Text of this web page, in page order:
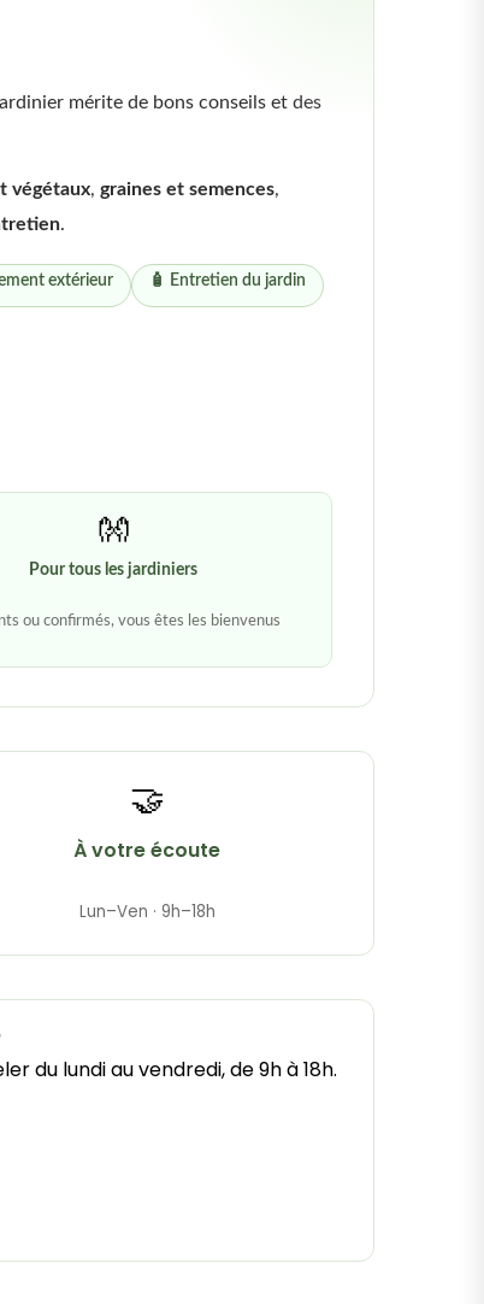
mérite de bons conseils et des
végétaux, graines et semences,
.
extérieur 🧴 Entretien du jardin
👐
Pour tous les jardiniers
ou confirmés, vous êtes les bienvenus
🤝
À votre écoute
Lun–Ven · 9h–18h
du lundi au vendredi, de 9h à 18h.